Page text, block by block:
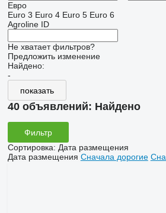
Евро
Euro 3 Euro 4 Euro 5 Euro 6
Agroline ID
Не хватает фильтров?
Предложить изменение
Найдено:
-
показать
40 объявлений: Найдено
Фильтр
Сортировка: Дата размещения
Дата размещения Сначала дорогие